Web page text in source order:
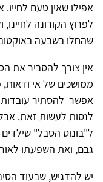
אפילו שאין טעם
לפרוץ הקורונה
שהחלו בשבעה
אין צורך להסביר את
ממושכים של אי
אפשר להסתיר עובדות
לנסות לעשות זאת.
ל"בונוס הסבל"
גבם, ואת השפעתו
יש להדגיש, שבעוד